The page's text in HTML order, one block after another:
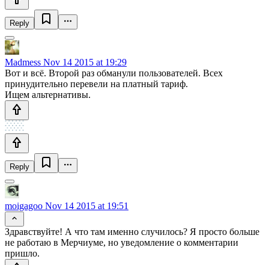
Reply
Madmess Nov 14 2015 at 19:29
Вот и всё. Второй раз обманули пользователей. Всех
принудительно перевели на платный тариф.
Ищем альтернативы.
Reply
moigagoo Nov 14 2015 at 19:51
Здравствуйте! А что там именно случилось? Я просто больше
не работаю в Мерчиуме, но уведомление о комментарии
пришло.